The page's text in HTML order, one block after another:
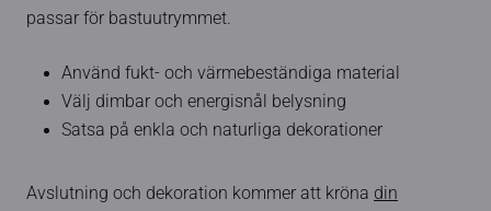
passar för bastuutrymmet.
Använd fukt- och värmebeständiga material
Välj dimbar och energisnål belysning
Satsa på enkla och naturliga dekorationer
Avslutning och dekoration kommer att kröna din